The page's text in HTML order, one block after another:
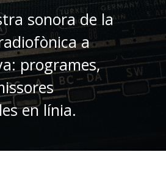
sonora de la
a
programes,
en línia.